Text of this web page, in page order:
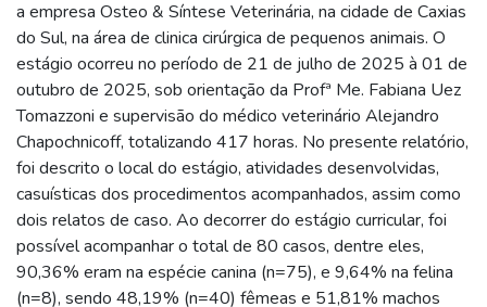
a empresa Osteo & Síntese Veterinária, na cidade de Caxias
do Sul, na área de clinica cirúrgica de pequenos animais. O
estágio ocorreu no período de 21 de julho de 2025 à 01 de
outubro de 2025, sob orientação da Profª Me. Fabiana Uez
Tomazzoni e supervisão do médico veterinário Alejandro
Chapochnicoff, totalizando 417 horas. No presente relatório,
foi descrito o local do estágio, atividades desenvolvidas,
casuísticas dos procedimentos acompanhados, assim como
dois relatos de caso. Ao decorrer do estágio curricular, foi
possível acompanhar o total de 80 casos, dentre eles,
90,36% eram na espécie canina (n=75), e 9,64% na felina
(n=8), sendo 48,19% (n=40) fêmeas e 51,81% machos